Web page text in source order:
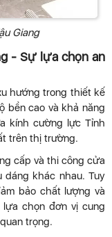
Giang
- Sự lựa chọn an
hướng trong thiết kế
bền cao và khả năng
kính cường lực Tỉnh
trên thị trường.
cấp và thi công cửa
dáng khác nhau. Tuy
bảo chất lượng và
chọn đơn vị cung
trọng.